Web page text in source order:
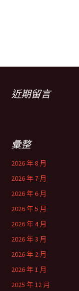
近期留言
彙整
2026 年 8 月
2026 年 7 月
2026 年 6 月
2026 年 5 月
2026 年 4 月
2026 年 3 月
2026 年 2 月
2026 年 1 月
2025 年 12 月